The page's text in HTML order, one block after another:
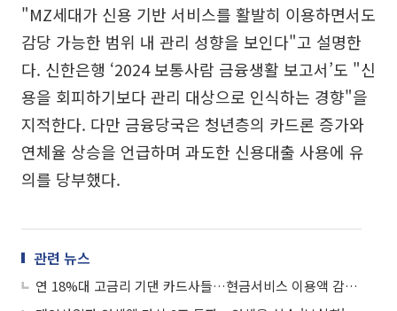
"MZ세대가 신용 기반 서비스를 활발히 이용하면서도
감당 가능한 범위 내 관리 성향을 보인다"고 설명한
다. 신한은행 ‘2024 보통사람 금융생활 보고서’도 "신
용을 회피하기보다 관리 대상으로 인식하는 경향"을
지적한다. 다만 금융당국은 청년층의 카드론 증가와
연체율 상승을 언급하며 과도한 신용대출 사용에 유
의를 당부했다.
관련 뉴스
연 18%대 고금리 기댄 카드사들…현금서비스 이용액 감소에도 수익 비중↑